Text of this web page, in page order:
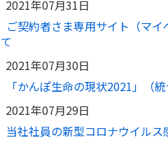
2021年07月31日
ご契約者さま専用サイト（マ
て
2021年07月30日
「かんぽ生命の現状2021」（
2021年07月29日
当社社員の新型コロナウイルス